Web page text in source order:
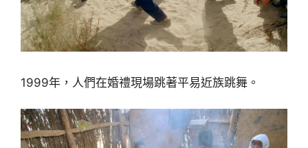
1999年，人們在婚禮現場跳著平易近族跳舞。